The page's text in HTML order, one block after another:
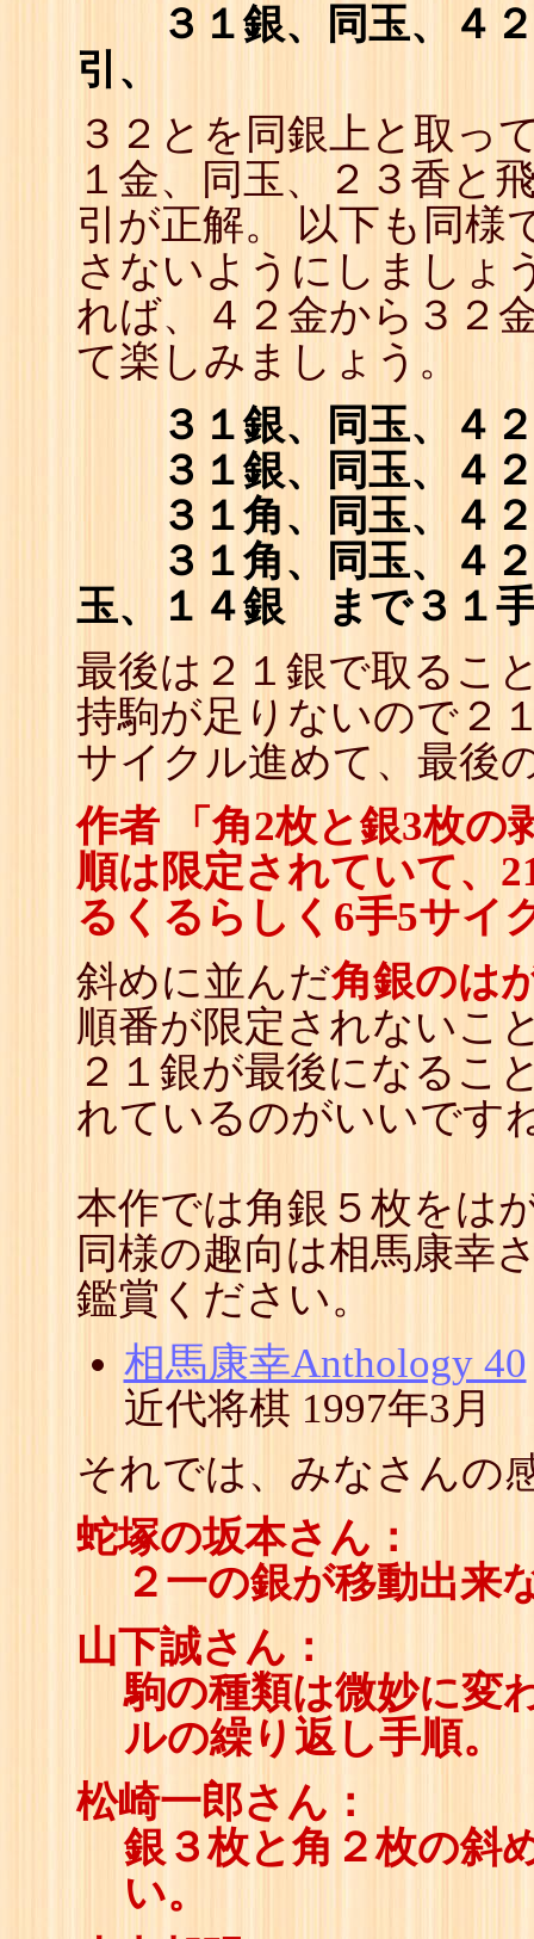
詰
３１銀、同玉、４２
引、
３２とを同銀上と取っ
１金、同玉、２３香と
引が正解。 以下も同様
さないようにしましょ
れば、４２金から３２
て楽しみましょう。
３１銀、同玉、４２
３１銀、同玉、４２
３１角、同玉、４２
３１角、同玉、４２
玉、１４銀 まで３１
最後は２１銀で取るこ
持駒が足りないので２
サイクル進めて、最後
作者 「角2枚と銀3枚の
順は限定されていて、
るくるらしく6手5サイ
斜めに並んだ角銀のは
順番が限定されないこ
２１銀が最後になるこ
れているのがいいです
本作では角銀５枚をは
同様の趣向は相馬康幸
鑑賞ください。
相馬康幸Anthology 40
近代将棋 1997年3月
それでは、みなさんの
蛇塚の坂本さん：
２一の銀が移動出来
山下誠さん：
駒の種類は微妙に変
ルの繰り返し手順。
松崎一郎さん：
銀３枚と角２枚の斜
い。